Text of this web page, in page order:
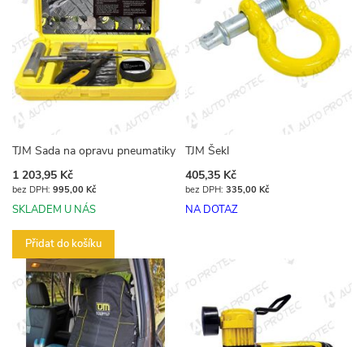
TJM Sada na opravu pneumatiky
1 203,95 Kč
995,00 Kč
SKLADEM U NÁS
Přidat do košíku
TJM Šekl
405,35 Kč
335,00 Kč
NA DOTAZ